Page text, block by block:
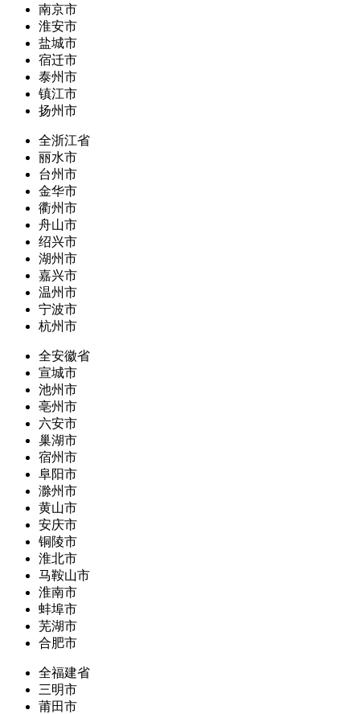
南京市
淮安市
盐城市
宿迁市
泰州市
镇江市
扬州市
全浙江省
丽水市
台州市
金华市
衢州市
舟山市
绍兴市
湖州市
嘉兴市
温州市
宁波市
杭州市
全安徽省
宣城市
池州市
亳州市
六安市
巢湖市
宿州市
阜阳市
滁州市
黄山市
安庆市
铜陵市
淮北市
马鞍山市
淮南市
蚌埠市
芜湖市
合肥市
全福建省
三明市
莆田市